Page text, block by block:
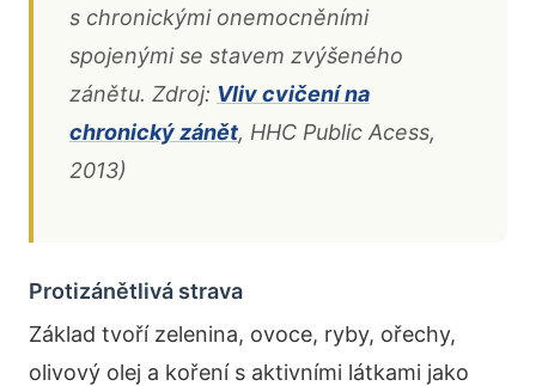
s chronickými onemocněními
spojenými se stavem zvýšeného
zánětu. Zdroj: Vliv cvičení na
chronický zánět, HHC Public Acess,
2013)
Protizánětlivá strava
Základ tvoří zelenina, ovoce, ryby, ořechy,
olivový olej a koření s aktivními látkami jako